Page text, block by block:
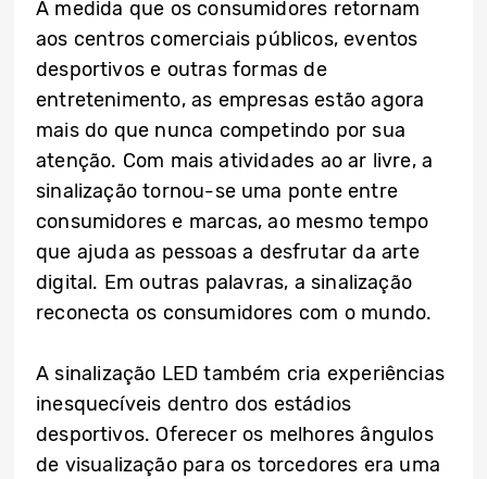
À medida que os consumidores retornam
aos centros comerciais públicos, eventos
desportivos e outras formas de
entretenimento, as empresas estão agora
mais do que nunca competindo por sua
atenção. Com mais atividades ao ar livre, a
sinalização tornou-se uma ponte entre
consumidores e marcas, ao mesmo tempo
que ajuda as pessoas a desfrutar da arte
digital. Em outras palavras, a sinalização
reconecta os consumidores com o mundo.
A sinalização LED também cria experiências
inesquecíveis dentro dos estádios
desportivos. Oferecer os melhores ângulos
de visualização para os torcedores era uma